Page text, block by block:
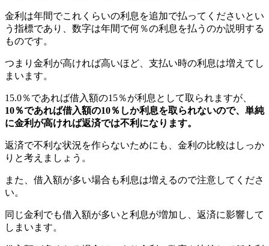
金利は年間でこれくらいの利息を追加で払ってくださいとい
う指標であり、数字は年間で何％の利息を払うのか説明する
ものです。
つまり金利が高ければ高いほど、支払い時の利息は増えてし
まいます。
15.0％であれば借入額の15％が利息として取られますが、
10％であれば借入額の10％しか利息を取られないので、単純
に金利が高ければ返済では不利になります。
返済で不利な状況を作らないためにも、金利の比較はしっか
りと考えましょう。
また、借入額が多い場合も利息は増えるので注意してくださ
い。
同じ金利でも借入額が多いと利息が増加し、返済に影響して
しまいます。